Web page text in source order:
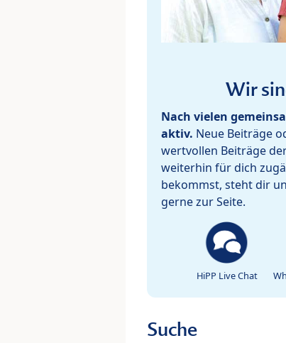
Wir
Nach vielen
aktiv. Neue Beiträge
wertvollen Beiträge
weiterhin für dich
bekommst, steht dir
gerne zur Seite.
HiPP Live Chat
Suche